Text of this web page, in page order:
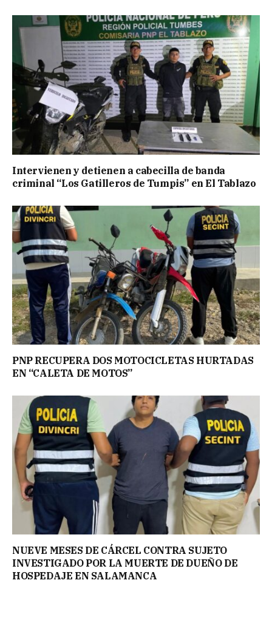
Intervienen y detienen a cabecilla de banda
criminal “Los Gatilleros de Tumpis” en El Tablazo
PNP RECUPERA DOS MOTOCICLETAS HURTADAS
EN “CALETA DE MOTOS”
NUEVE MESES DE CÁRCEL CONTRA SUJETO
INVESTIGADO POR LA MUERTE DE DUEÑO DE
HOSPEDAJE EN SALAMANCA